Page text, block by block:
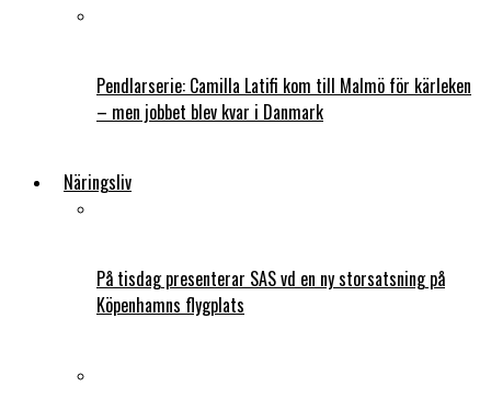
Pendlarserie: Camilla Latifi kom till Malmö för kärleken
– men jobbet blev kvar i Danmark
Näringsliv
På tisdag presenterar SAS vd en ny storsatsning på
Köpenhamns flygplats